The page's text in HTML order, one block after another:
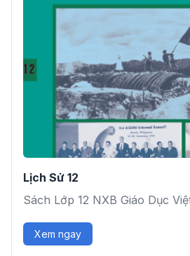
Lịch Sử 12
Sách Lớp 12 NXB Giáo Dục
Xem ngay